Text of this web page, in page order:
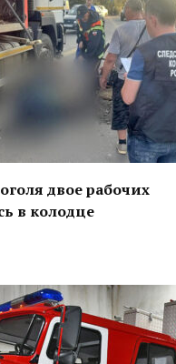
двое рабочих
в колодце